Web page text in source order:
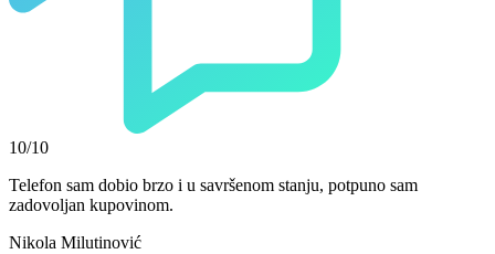
10/10
Telefon sam dobio brzo i u savršenom stanju, potpuno sam
zadovoljan kupovinom.
Nikola Milutinović